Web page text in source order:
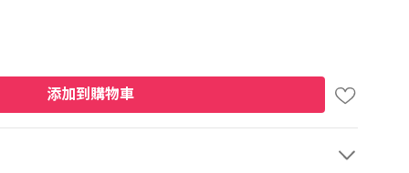
添加到購物車